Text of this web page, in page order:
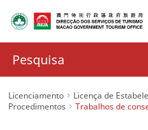
Licenciamento
Licença de
Procedimentos
Trabalhos de